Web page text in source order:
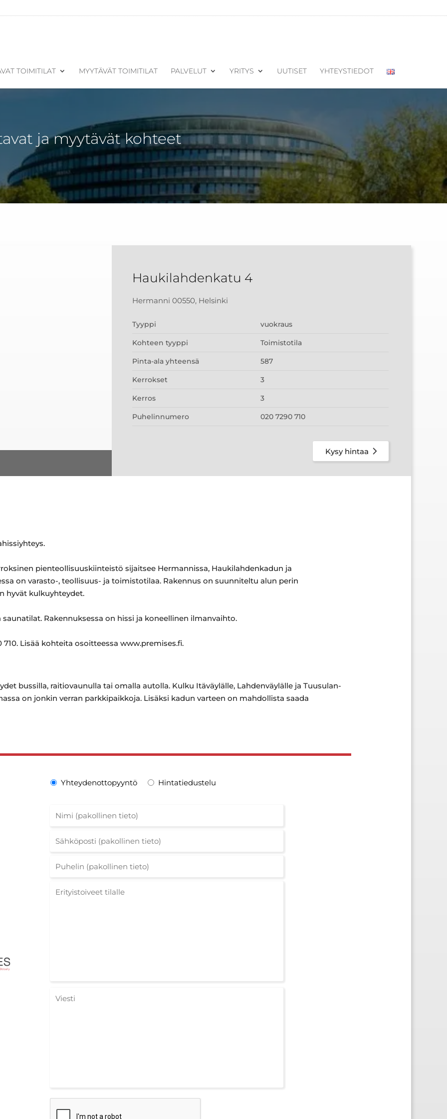
TOIMITILAT MYYTÄVÄT TOIMITILAT PALVELUT YRITYS UUTISET YHTEYSTIEDOT
ja myytävät kohteet
Haukilahdenkatu 4
Hermanni 00550, Helsinki
Tyyppi vuokraus
Kohteen tyyppi Toimistotila
Pinta-ala yhteensä 587
Kerrokset 3
Kerros 3
Puhelinnumero 020 7290 710
Kysy hintaa
pienteollisuuskiinteistö sijaitsee Hermannissa, Haukilahdenkadun ja
on varasto-, teollisuus- ja toimistotilaa. Rakennus on suunniteltu alun perin
hyvät kulkuyhteydet.
Rakennuksessa on hissi ja koneellinen ilmanvaihto.
710. Lisää kohteita osoitteessa www.premises.fi.
bussilla, raitiovaunulla tai omalla autolla. Kulku Itäväylälle, Lahdenväylälle ja Tuusulan-
on jonkin verran parkkipaikkoja. Lisäksi kadun varteen on mahdollista saada
Yhteydenottopyyntö Hintatiedustelu